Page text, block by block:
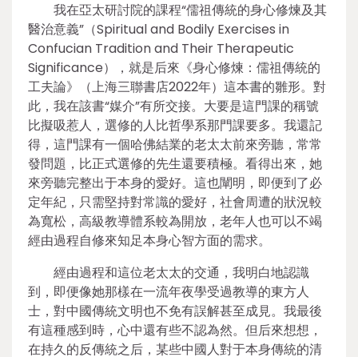
我在亞太研討院的課程“儒祖傳統的身心修煉及其
醫治意義”（Spiritual and Bodily Exercises in
Confucian Tradition and Their Therapeutic
Significance），就是后來《身心修煉：儒祖傳統的
工夫論》（上海三聯書店2022年）這本書的雛形。對
此，我在該書“媒介”有所交接。大要是這門課的稱號
比擬吸惹人，選修的人比哲學系那門課要多。我還記
得，這門課有一個哈佛結業的老太太前來旁聽，常常
發問題，比正式選修的先生還要積極。看得出來，她
來旁聽完整出于本身的愛好。這也闡明，即便到了必
定年紀，只需堅持對常識的愛好，社會周遭的狀況較
為寬松，高級教導體系較為開放，老年人也可以不竭
經由過程自修來知足本身心智方面的需求。
經由過程和這位老太太的交通，我明白地認識
到，即便像她那樣在一流年夜學受過教導的東方人
士，對中國傳統文明也不免有誤解甚至成見。我最後
有這種感到時，心中還有些不認為然。但后來想想，
在持久的反傳統之后，某些中國人對于本身傳統的清